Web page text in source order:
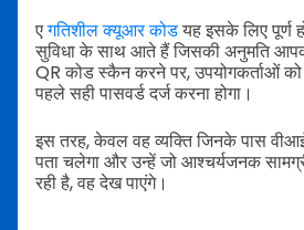
एगतिशील क्यूआर कोडयह इसके लिए पूर्ण
सुविधा के साथ आते हैं जिसकी अनुमति
QR कोड स्कैन करने पर, उपयोगकर्ताओं
पहले सही पासवर्ड दर्ज करना होगा।
इस तरह, केवल वह व्यक्ति जिनके पास
पता चलेगा और उन्हें जो आश्चर्यजनक
रही है, वह देख पाएंगे।